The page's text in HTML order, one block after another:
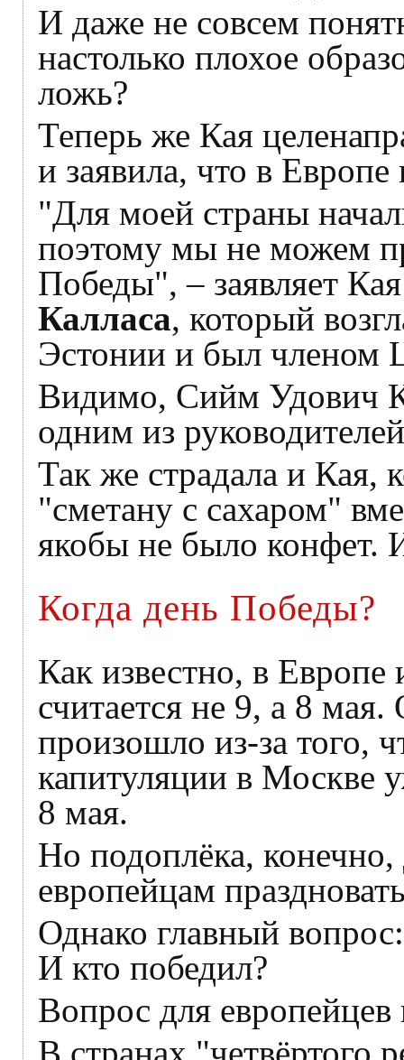
И даже не совсем
настолько плохое
ложь?
Теперь же Кая
и заявила, что в Европе
"Для моей страны
поэтому мы не можем
Победы", – заявляет
Калласа, который
Эстонии и был членом
Видимо, Сийм Удович
одним из
Так же страдала и Кая,
"сметану с сахаром"
якобы не было
Когда день Победы?
Как известно, в
считается не 9, а 8
произошло из-за того,
капитуляции в Москве
8 мая.
Но подоплёка,
европейцам
Однако главный
И кто победил?
Вопрос для европейцев
В странах "четвёртого